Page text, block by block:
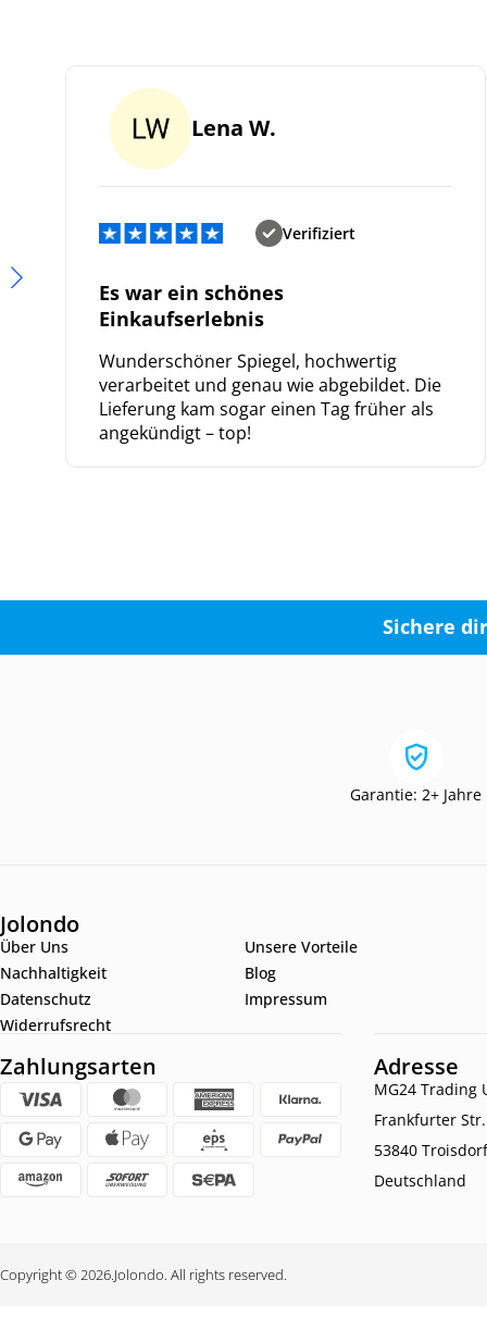
Lena W.
Verifiziert
Es war ein schönes
Einkaufserlebnis
Wunderschöner Spiegel, hochwertig
verarbeitet und genau wie abgebildet. Die
Lieferung kam sogar einen Tag früher als
angekündigt – top!
Sichere
Garantie: 2+ Jahre
Jolondo
Über Uns
Unsere Vorteile
Nachhaltigkeit
Blog
Datenschutz
Impressum
Widerrufsrecht
Zahlungsarten Adresse
MG24 Trading
Frankfurter
53840 Troisdorf
Deutschland
Copyright © 2026.Jolondo. All rights reserved.